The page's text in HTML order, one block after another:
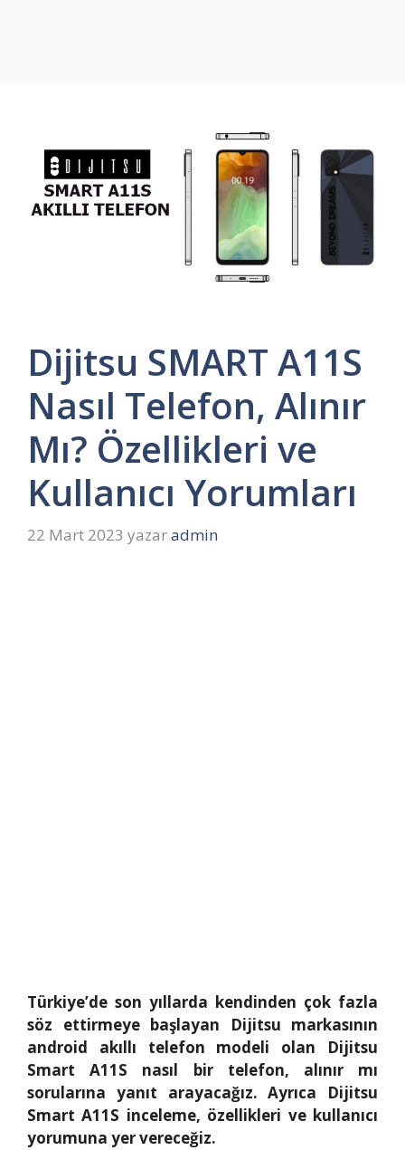
Dijitsu SMART A11S
Nasıl Telefon, Alınır
Mı? Özellikleri ve
Kullanıcı Yorumları
22 Mart 2023 yazaradmin
Türkiye’de son yıllarda kendinden çok fazla
söz ettirmeye başlayan Dijitsu markasının
android akıllı telefon modeli olan Dijitsu
Smart A11S nasıl bir telefon, alınır mı
sorularına yanıt arayacağız. Ayrıca Dijitsu
Smart A11S inceleme, özellikleri ve kullanıcı
yorumuna yer vereceğiz.